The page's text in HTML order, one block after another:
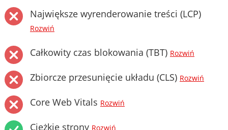
Największe wyrenderowanie treści (LCP)
Rozwiń
Całkowity czas blokowania (TBT) Rozwiń
Zbiorcze przesunięcie układu (CLS) Rozwiń
Core Web Vitals Rozwiń
Ciężkie strony Rozwiń